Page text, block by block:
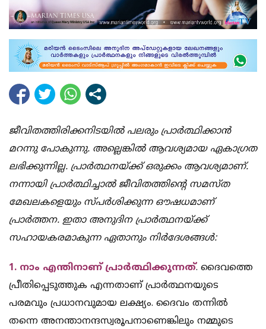
ജീവിതത്തിരിക്കനിടയില്‍ പലരും പ്രാര്‍ത്ഥിക്കാന്‍
മറന്നു പോകുന്നു. അല്ലെങ്കില്‍ ആവശ്യമായ ഏകാഗ്രത
ലഭിക്കുന്നില്ല. പ്രാര്‍ത്ഥനയ്ക്ക് ഒരുക്കം ആവശ്യമാണ്.
നന്നായി പ്രാര്‍ത്ഥിച്ചാല്‍ ജീവിതത്തിന്റെ സമസ്ത
മേഖലകളെയും സ്പര്‍ശിക്കുന്ന ഔഷധമാണ്
പ്രാര്‍ത്തന. ഇതാ അനുദിന പ്രാര്‍ത്ഥനയ്ക്ക്
സഹായകരമാകുന്ന ഏതാനും നിര്‍ദേശങ്ങള്‍:
1. നാം എന്തിനാണ് പ്രാര്‍ത്ഥിക്കുന്നത്. ദൈവത്തെ
പ്രീതിപ്പെടുത്തുക എന്നതാണ് പ്രാര്‍ത്ഥനയുടെ
പരമവും പ്രധാനവുമായ ലക്ഷ്യം. ദൈവം തന്നില്‍
തന്നെ അനന്താനന്ദസ്വരൂപനാണെങ്കിലും നമ്മുടെ